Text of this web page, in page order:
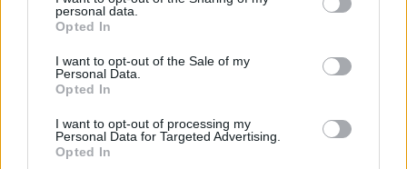
personal data.
Opted In
I want to opt-out of the Sale of my
Personal Data.
Opted In
I want to opt-out of processing my
Personal Data for Targeted Advertising.
Opted In